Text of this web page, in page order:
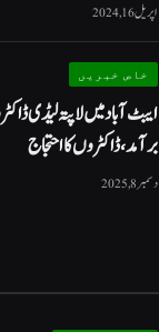
اپریل 16, 2024
خاص خبریں
ایبٹ آباد میں لاپتہ لیڈی
برآمد، ڈاکٹروں کا احتجاج
دسمبر 8, 2025